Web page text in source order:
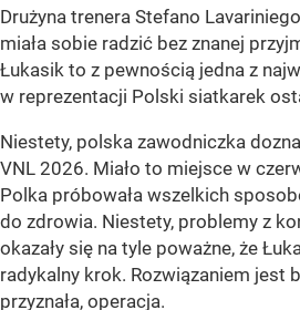
Drużyna trenera Stefano
miała sobie radzić bez znanej
Łukasik to z pewnością jedna z
w reprezentacji Polski siatkarek
Niestety, polska zawodniczka
VNL 2026. Miało to miejsce w
Polka próbowała wszelkich
do zdrowia. Niestety, problemy z
okazały się na tyle poważne, że
radykalny krok. Rozwiązaniem jest
przyznała, operacja.